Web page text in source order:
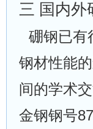
三 国内外
硼钢已有
钢材性能
间的学术
金钢钢号87